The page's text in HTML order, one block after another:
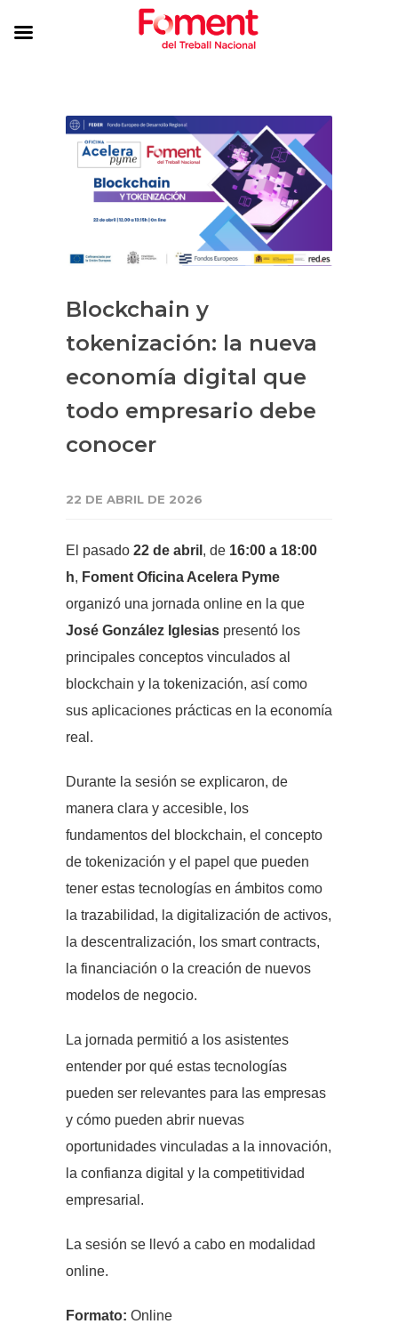
Blockchain y
tokenización: la nueva
economía digital que
todo empresario debe
conocer
22 DE ABRIL DE 2026
El pasado 22 de abril , de 16:00 a 18:00
h, Foment Oficina Acelera Pyme
organizó una jornada online en la que
José González Iglesias presentó los
principales conceptos vinculados al
blockchain y la tokenización, así como
sus aplicaciones prácticas en la economía
real.
Durante la sesión se explicaron, de
manera clara y accesible, los
fundamentos del blockchain, el concepto
de tokenización y el papel que pueden
tener estas tecnologías en ámbitos como
la trazabilidad, la digitalización de activos,
la descentralización, los smart contracts,
la financiación o la creación de nuevos
modelos de negocio.
La jornada permitió a los asistentes
entender por qué estas tecnologías
pueden ser relevantes para las empresas
y cómo pueden abrir nuevas
oportunidades vinculadas a la innovación,
la confianza digital y la competitividad
empresarial.
La sesión se llevó a cabo en modalidad
online.
Formato: Online